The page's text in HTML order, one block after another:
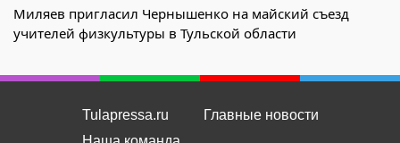
Миляев пригласил Чернышенко на майский съезд
учителей физкультуры в Тульской области
Tulapressa.ru
Главные новости